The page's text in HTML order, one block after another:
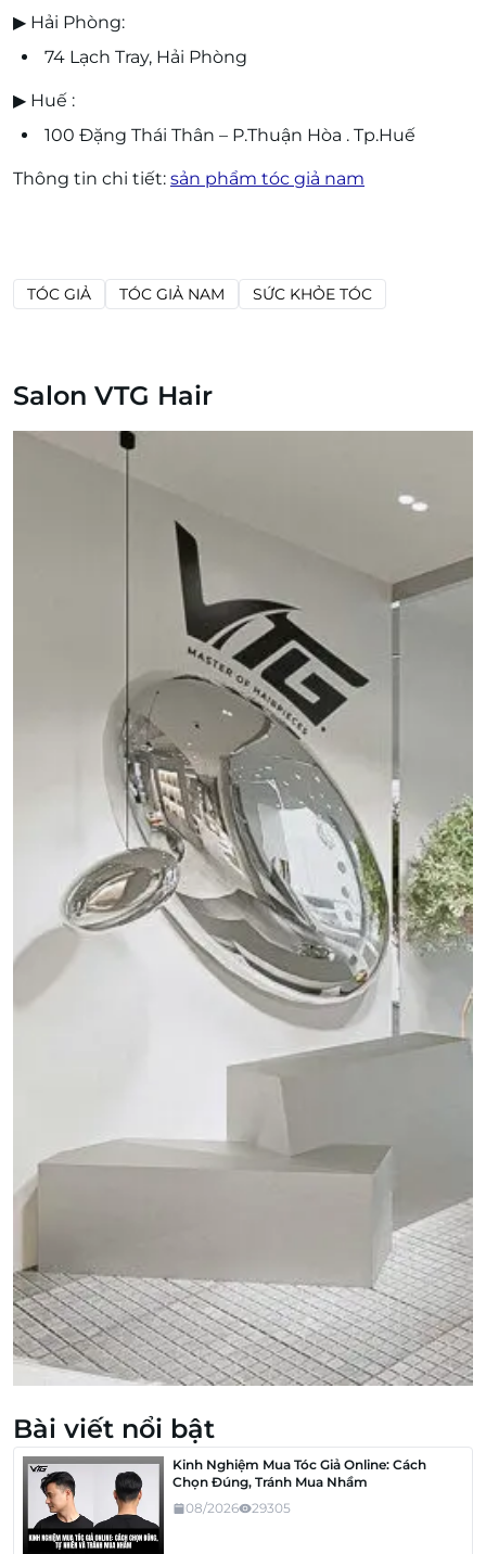
▶ Hải Phòng:
74 Lạch Tray, Hải Phòng
▶ Huế :
100 Đặng Thái Thân – P.Thuận Hòa . Tp.Huế
Thông tin chi tiết: sản phẩm tóc giả nam
TÓC GIẢ TÓC GIẢ NAM SỨC KHỎE TÓC
Salon VTG Hair
Bài viết nổi bật
Kinh Nghiệm Mua Tóc Giả Online: Cách
Chọn Đúng, Tránh Mua Nhầm
08/2026
29305